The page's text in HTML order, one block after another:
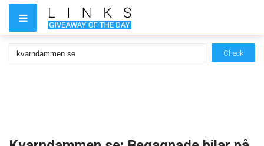
Check